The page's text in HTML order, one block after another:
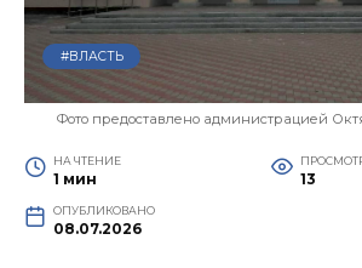
#ВЛАСТЬ
Фото предоставлено администрацией
НА ЧТЕНИЕ
1 мин 13
ОПУБЛИКОВАНО
08.07.2026